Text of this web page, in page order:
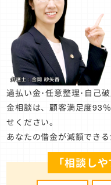
過払い金･任意整理･自己
金相談は、顧客満足度93
せください。
あなたの借金が減額でき
「相談し